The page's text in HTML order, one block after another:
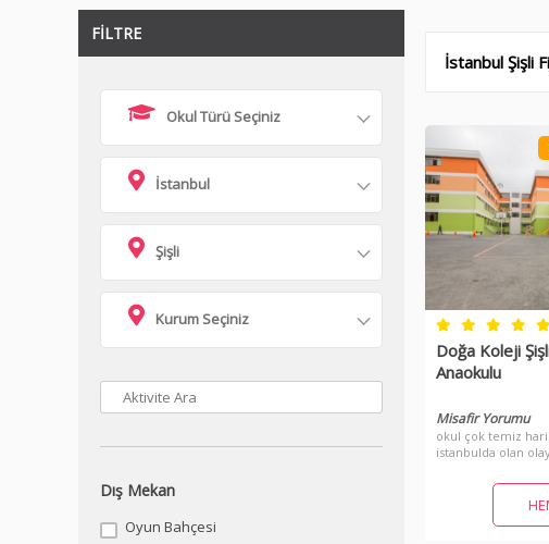
FİLTRE
Okul Türü Seçiniz
İstanbul
Şişli
Kurum Seçiniz
Dış Mekan
Oyun Bahçesi
İstanbul Şişli
Doğa Koleji
Anaokulu
Misafir Yorumu
okul çok temiz
istanbulda olan
güvenli çok iyi